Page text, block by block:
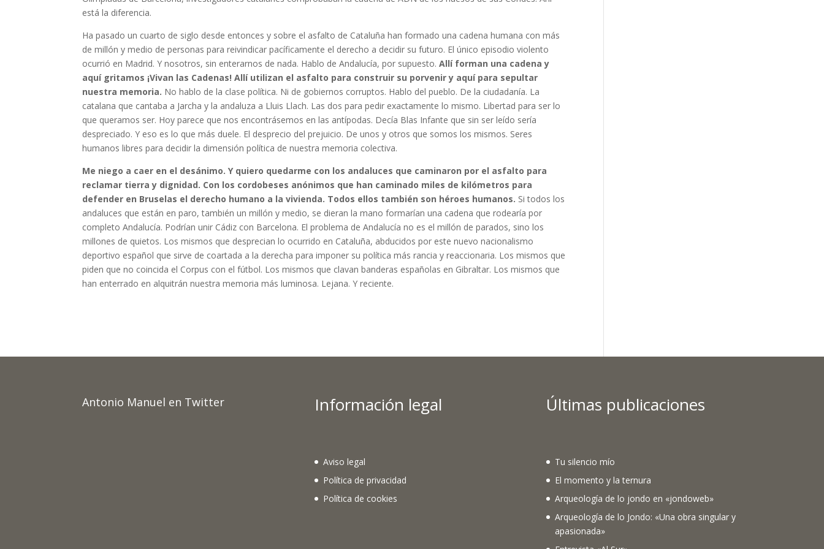
está la diferencia.
Ha pasado un cuarto de siglo desde entonces y sobre el asfalto de Cataluña han formado una cadena humana con más
de millón y medio de personas para reivindicar pacíficamente el derecho a decidir su futuro. El único episodio violento
ocurrió en Madrid. Y nosotros, sin enterarnos de nada. Hablo de Andalucía, por supuesto.Allí forman una cadena y
aquí gritamos ¡Vivan las Cadenas! Allí utilizan el asfalto para construir su porvenir y aquí para sepultar
nuestra memoria. No hablo de la clase política. Ni de gobiernos corruptos. Hablo del pueblo. De la ciudadanía. La
catalana que cantaba a Jarcha y la andaluza a Lluis Llach. Las dos para pedir exactamente lo mismo. Libertad para ser lo
que queramos ser. Hoy parece que nos encontrásemos en las antípodas. Decía Blas Infante que sin ser leído sería
despreciado. Y eso es lo que más duele. El desprecio del prejuicio. De unos y otros que somos los mismos. Seres
humanos libres para decidir la dimensión política de nuestra memoria colectiva.
Me niego a caer en el desánimo. Y quiero quedarme con los andaluces que caminaron por el asfalto para
reclamar tierra y dignidad. Con los cordobeses anónimos que han caminado miles de kilómetros para
defender en Bruselas el derecho humano a la vivienda. Todos ellos también son héroes humanos. Si todos los
andaluces que están en paro, también un millón y medio, se dieran la mano formarían una cadena que rodearía por
completo Andalucía. Podrían unir Cádiz con Barcelona. El problema de Andalucía no es el millón de parados, sino los
millones de quietos. Los mismos que desprecian lo ocurrido en Cataluña, abducidos por este nuevo nacionalismo
deportivo español que sirve de coartada a la derecha para imponer su política más rancia y reaccionaria. Los mismos que
piden que no coincida el Corpus con el fútbol. Los mismos que clavan banderas españolas en Gibraltar. Los mismos que
han enterrado en alquitrán nuestra memoria más luminosa. Lejana. Y reciente.
Antonio Manuel en Twitter Información legal
Aviso legal
Política de privacidad
Política de cookies
Últimas publicaciones
Tu silencio mío
El momento y la ternura
Arqueología de lo jondo en «jondoweb»
Arqueología de lo Jondo: «Una obra singular y
apasionada»